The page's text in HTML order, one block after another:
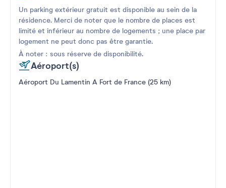
Un parking extérieur gratuit est disponible au sein de la
résidence. Merci de noter que le nombre de places est
limité et inférieur au nombre de logements ; une place par
logement ne peut donc pas être garantie.
À noter : sous réserve de disponibilité.
Aéroport(s)
Aéroport Du Lamentin A Fort de France (25 km)